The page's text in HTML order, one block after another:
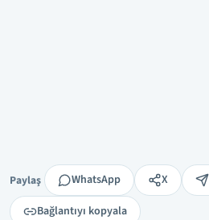
Paylaş
Paylaş WhatsApp X
Bağlantıyı kopyala